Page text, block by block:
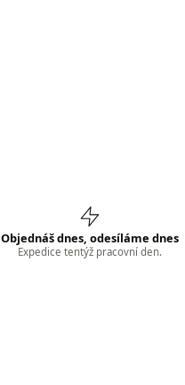
Objednáš dnes, odesíláme dnes
Expedice tentýž pracovní den.